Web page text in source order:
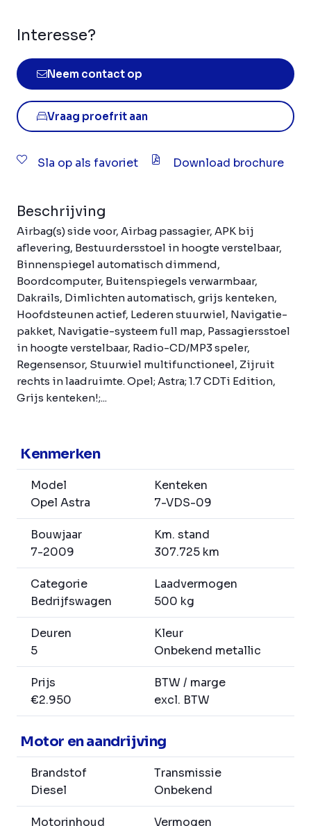
Interesse?
Neem contact op
Vraag proefrit aan
Sla op als favoriet Download brochure
Beschrijving
Airbag(s) side voor, Airbag passagier, APK bij
aflevering, Bestuurdersstoel in hoogte verstelbaar,
Binnenspiegel automatisch dimmend,
Boordcomputer, Buitenspiegels verwarmbaar,
Dakrails, Dimlichten automatisch, grijs kenteken,
Hoofdsteunen actief, Lederen stuurwiel, Navigatie-
pakket, Navigatie-systeem full map, Passagiersstoel
in hoogte verstelbaar, Radio-CD/MP3 speler,
Regensensor, Stuurwiel multifunctioneel, Zijruit
rechts in laadruimte. Opel; Astra; 1.7 CDTi Edition,
Grijs kenteken!;...
Kenmerken
Model
Opel Astra
Kenteken
7-VDS-09
Bouwjaar
7-2009
Km. stand
307.725 km
Categorie
Bedrijfswagen
Laadvermogen
500 kg
Deuren
5
Kleur
Onbekend metallic
Prijs
€2.950
BTW / marge
excl. BTW
Motor en aandrijving
Brandstof
Diesel
Transmissie
Onbekend
Motorinhoud
Vermogen